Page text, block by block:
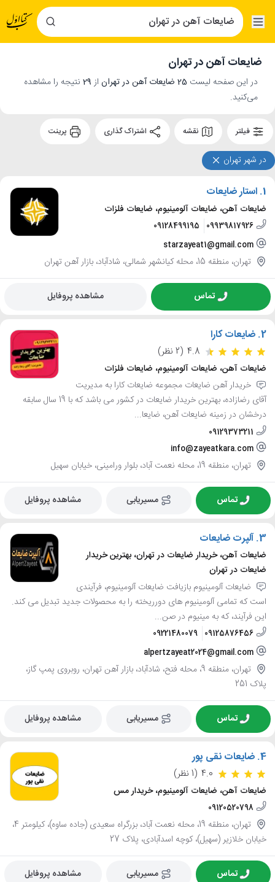
ضایعات آهن در تهران
در این صفحه لیست 25 ضایعات آهن در تهران از 29 نتیجه را مشاهده
می‌کنید.
فیلتر نقشه
در شهر تهران
1. استار ضایعات
ضایعات آهن، ضایعات آلومینیوم، ضایعات فلزات
09939817926
09128499195
starzayeat1@gmail.com
تهران، منطقه 15، محله کیانشهر شمالی، شادآباد، بازار آهن تهران
تماس مشاهده پروفایل
2. ضایعات کارا
4.8 (2 نظر)
ضایعات آهن، ضایعات آلومینیوم، ضایعات فلزات
خریدار آهن ضایعات مجموعه ضایعات کارا به مدیریت
آقای رضازاده، بهترین خریدار ضایعات در کشور می باشد که با 19 سال سابقه
درخشان در زمینه ضایعات آهن، ضایعا...
09129373211
info@zayeatkara.com
تهران، منطقه 19، محله نعمت آباد، بلوار ورامینی، خیابان سهیل
تماس مسیریابی مشاهده پروفایل
3. آلپرت ضایعات
ضایعات آهن، خریدار ضایعات در تهران، بهترین خریدار
ضایعات در تهران
ضایعات آلومینیوم بازیافت ضایعات آلومینیوم، فرآیندی
است که تمامی آلومینیوم های دورریخته را به محصولات جدید تبدیل می کند.
این فرآیند، که به مینیوم در صن...
09125876456
09221480079
alpertzayeat2024@gmail.com
تهران، منطقه 9، محله فتح، شادآباد، بازار آهن تهران، روبروی پمپ گاز،
پلاک 251
تماس مسیریابی مشاهده پروفایل
4. ضایعات نقی پور
4.0 (1 نظر)
ضایعات آهن، ضایعات آلومینیوم، خریدار مس
09120520798
تهران، منطقه 19، محله نعمت آباد، بزرگراه سعیدی (جاده ساوه)، کیلومتر 4،
خیابان خلازیر (سهیل)، کوچه اسدآبادی، پلاک 27
تماس مسیریابی مشاهده پروفایل